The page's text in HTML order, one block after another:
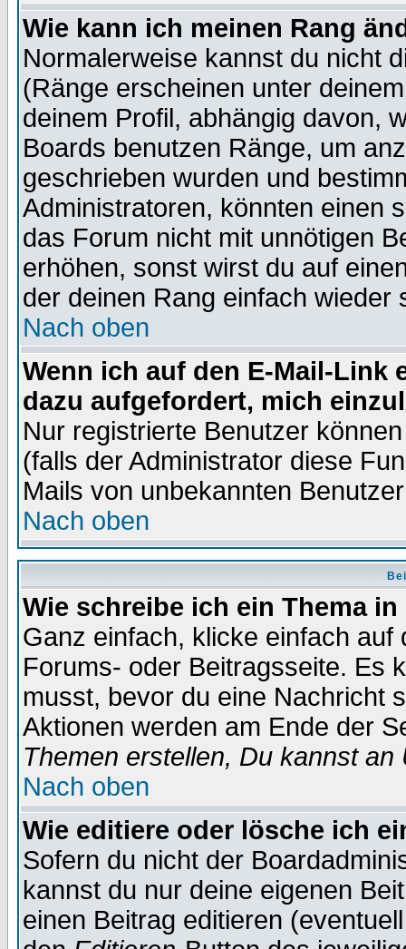
Wie kann ich meinen Rang
Normalerweise kannst du nicht
(Ränge erscheinen unter
deinem Profil, abhängig davon,
Boards benutzen Ränge, um
geschrieben wurden und
Administratoren, könnten einen
das Forum nicht mit unnötigen
erhöhen, sonst wirst du auf
der deinen Rang einfach wieder
Nach oben
Wenn ich auf den E-Mail-Link
dazu aufgefordert, mich
Nur registrierte Benutzer
(falls der Administrator diese
Mails von unbekannten
Nach oben
Wie schreibe ich ein Thema
Ganz einfach, klicke einfach
Forums- oder Beitragsseite. Es
musst, bevor du eine Nachricht
Aktionen werden am Ende der
Themen erstellen, Du kannst
Nach oben
Wie editiere oder lösche ich
Sofern du nicht der
kannst du nur deine eigenen
einen Beitrag editieren